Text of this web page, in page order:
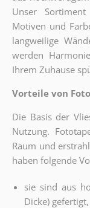
Unser
Motiven und
langweilige
werden
Ihrem Zuhause
Vorteile von
Die Basis der
Nutzung.
Raum und
haben folgende
sie sind aus
Dicke) gefertigt,